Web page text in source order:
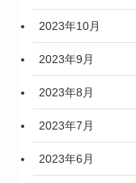
2023年10月
2023年9月
2023年8月
2023年7月
2023年6月